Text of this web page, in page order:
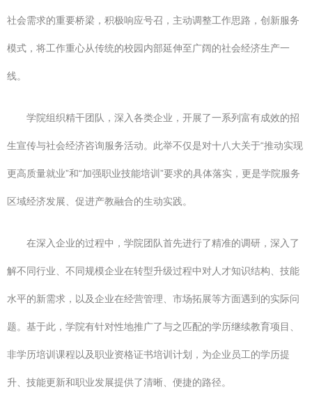
社会需求的重要桥梁，积极响应号召，主动调整工作思路，创新服务
模式，将工作重心从传统的校园内部延伸至广阔的社会经济生产一
线。
学院组织精干团队，深入各类企业，开展了一系列富有成效的招
生宣传与社会经济咨询服务活动。此举不仅是对十八大关于“推动实现
更高质量就业”和“加强职业技能培训”要求的具体落实，更是学院服务
区域经济发展、促进产教融合的生动实践。
在深入企业的过程中，学院团队首先进行了精准的调研，深入了
解不同行业、不同规模企业在转型升级过程中对人才知识结构、技能
水平的新需求，以及企业在经营管理、市场拓展等方面遇到的实际问
题。基于此，学院有针对性地推广了与之匹配的学历继续教育项目、
非学历培训课程以及职业资格证书培训计划，为企业员工的学历提
升、技能更新和职业发展提供了清晰、便捷的路径。